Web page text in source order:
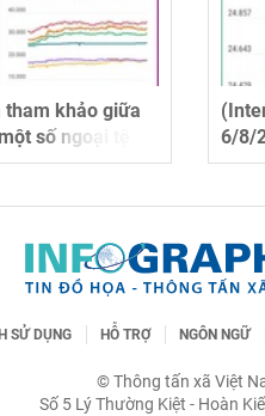
khảo giữa
số ngoại tệ
6/8/
SỬ DỤNG HỖ TRỢ NGÔN NGỮ
© Thông tấn xã Việt
Số 5 Lý Thường Kiệt - Hoàn